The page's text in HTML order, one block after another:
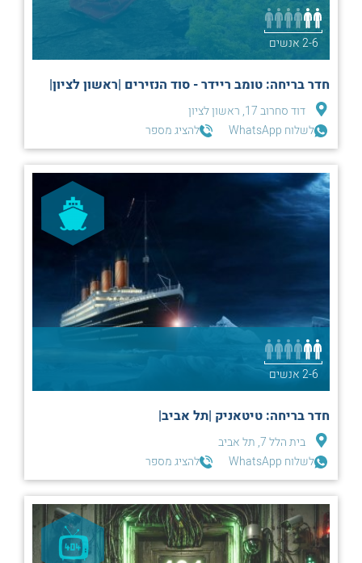
2-6 אנשים
חדר בריחה: טומב ריידר - סוד הנזירים |ראשון לציון|
דוד סחרוב 17, ראשון לציון
לשלוח WhatsApp
להציג מספר
2-6 אנשים
חדר בריחה: טיטאניק |תל אביב|
בית הלל 7, תל אביב
לשלוח WhatsApp
להציג מספר